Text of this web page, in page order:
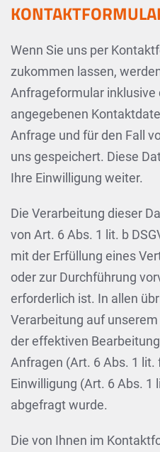
Wenn Sie uns per
zukommen lassen,
Anfrageformular inklusive
angegebenen
Anfrage und für den Fall
uns gespeichert. Diese
Ihre Einwilligung weiter.
Die Verarbeitung dieser
von Art. 6 Abs. 1 lit. b
mit der Erfüllung eines
oder zur Durchführung
erforderlich ist. In allen
Verarbeitung auf
der effektiven
Anfragen (Art. 6 Abs. 1 lit.
Einwilligung (Art. 6 Abs. 1
abgefragt wurde.
Die von Ihnen im